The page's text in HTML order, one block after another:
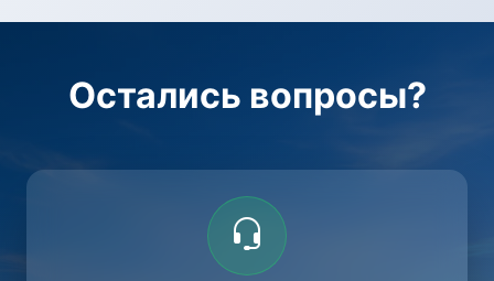
Остались вопросы?